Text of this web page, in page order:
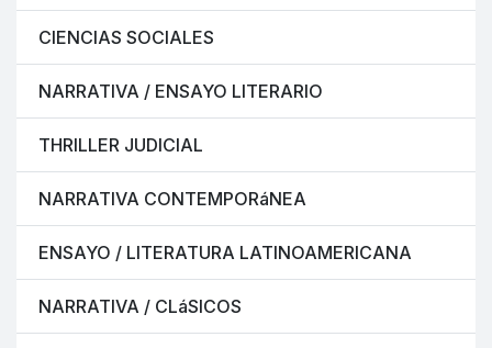
CIENCIAS SOCIALES
NARRATIVA / ENSAYO LITERARIO
THRILLER JUDICIAL
NARRATIVA CONTEMPORáNEA
ENSAYO / LITERATURA LATINOAMERICANA
NARRATIVA / CLáSICOS